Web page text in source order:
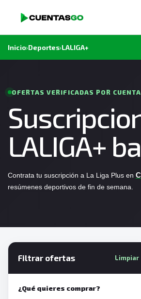
Inicio›Deportes›LALIGA+
OFERTAS VERIFICADAS POR
LALIGA+
Contrata tu suscripción a La Liga Plus en
resúmenes deportivos de fin de semana.
Filtrar ofertas Limpiar
¿Qué quieres comprar?